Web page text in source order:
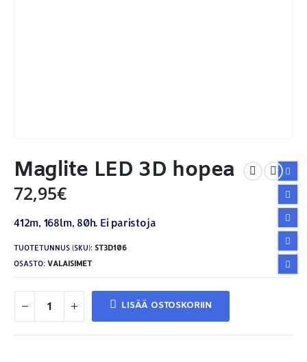
Maglite LED 3D hopea
72,95€
412m, 168lm, 80h. Ei paristoja
TUOTETUNNUS (SKU): ST3D106
OSASTO: VALAISIMET
LISÄÄ OSTOSKORIIN